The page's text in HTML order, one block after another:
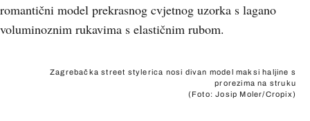
romantični model prekrasnog cvjetnog uzorka s lagano
voluminoznim rukavima s elastičnim rubom.
Zagrebačka street stylerica nosi divan model maksi haljine s
prorezima na struku
(Foto: Josip Moler/Cropix)